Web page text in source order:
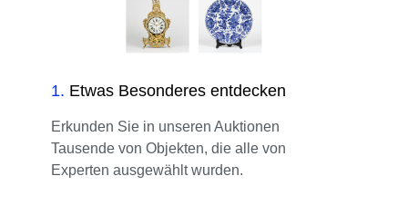
1. Etwas Besonderes entdecken
Erkunden Sie in unseren Auktionen
Tausende von Objekten, die alle von
Experten ausgewählt wurden.